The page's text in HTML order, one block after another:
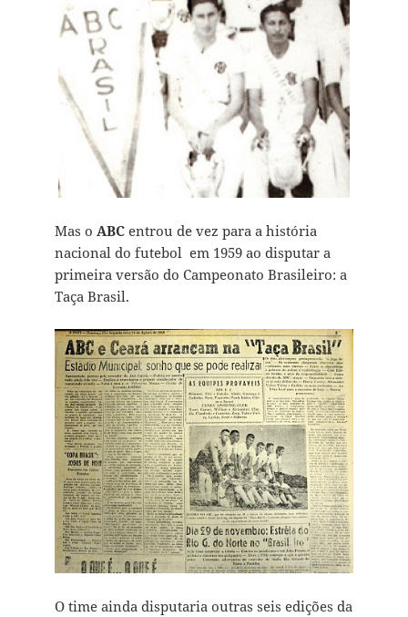
Mas o ABCentrou de vez para a história
nacional do futebol em 1959 ao disputar a
primeira versão do Campeonato Brasileiro: a
Taça Brasil.
O time ainda disputaria outras seis edições da